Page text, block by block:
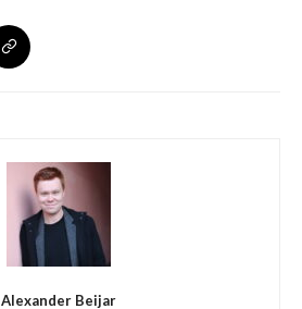
Alexander Beijar